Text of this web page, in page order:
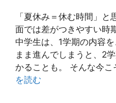
「夏休み＝休む時間」
面では差がつきやすい時
中学生は、1学期の内容
まま進んでしまうと、2
かることも。 そんな今
を読む